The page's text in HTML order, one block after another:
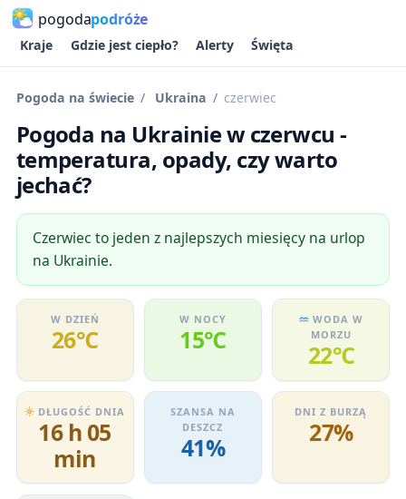
pogodapodróże
Kraje Gdzie jest ciepło? Alerty Święta
Pogoda na świecie Ukraina czerwiec
Pogoda na Ukrainie w czerwcu -
temperatura, opady, czy warto
jechać?
Czerwiec to jeden z najlepszych miesięcy na urlop
na Ukrainie.
W DZIEŃ
26℃
W NOCY
15℃
WODA W
MORZU
22℃
DŁUGOŚĆ DNIA
16 h 05
min
SZANSA NA
DESZCZ
41%
DNI Z BURZĄ
27%